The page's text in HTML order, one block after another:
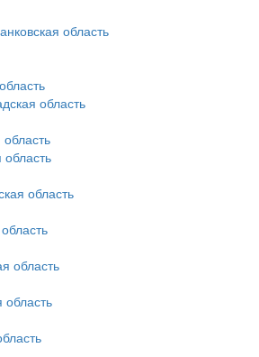
область
область
область
область
область
область
область